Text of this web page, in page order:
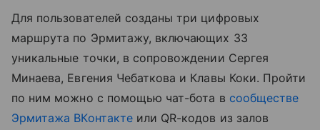
Для пользователей созданы три цифровых
маршрута по Эрмитажу, включающих 33
уникальные точки, в сопровождении Сергея
Минаева, Евгения Чебаткова и Клавы Коки. Пройти
по ним можно с помощью чат-бота в сообществе
Эрмитажа ВКонтактеили QR-кодов из залов